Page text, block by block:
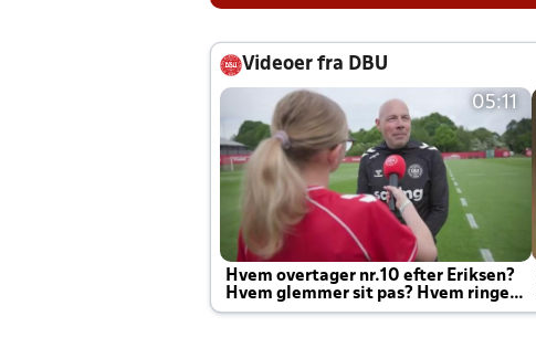
Videoer fra DBU
05:11
Hvem overtager nr.10 efter Eriksen?
Hvem glemmer sit pas? Hvem ringer
Joachim altid til efter kampe?